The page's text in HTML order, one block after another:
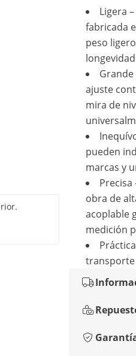
Ligera
fabricada
peso
longevidad
ajuste
mira de
pueden
marcas y
Precisa
obra de
acoplable
medición
transporte